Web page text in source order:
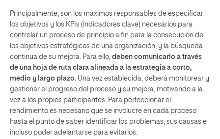
Principalmente, son los máximos responsables de especificar
los objetivos y los KPIs (indicadores clave) necesarios para
controlar un proceso de principio a fin para la consecución de
los objetivos estratégicos de una organización, y la búsqueda
continua de su mejora. Para ello, deben comunicarlo a través
de una hoja de ruta clara alineada a la estrategia a corto,
medio y largo plazo. Una vez establecida, deberá monitorear y
gestionar el progreso del proceso y su mejora, motivando a la
vez a los propios participantes. Para perfeccionar el
rendimiento es necesario que se involucre en cada proceso
hasta el punto de saber identificar los problemas, sus causas e
incluso poder adelantarse para evitarlos.